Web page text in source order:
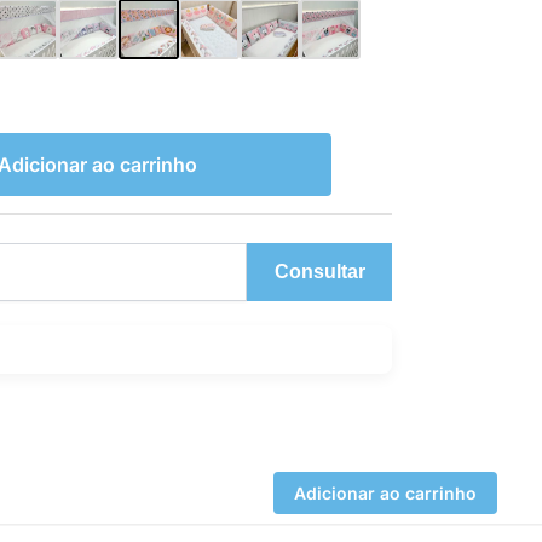
ao carrinho
Consultar
Adicionar ao carrinho